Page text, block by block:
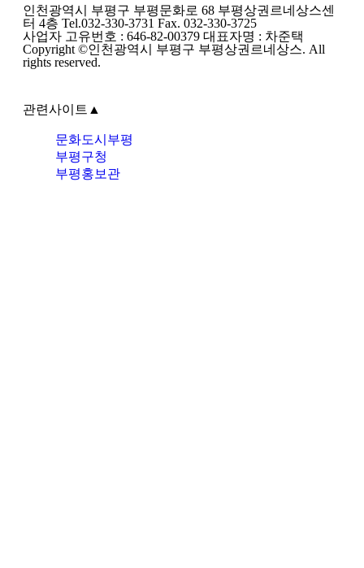
인천광역시 부평구 부평문화로 68 부평상권르네상스센
터 4층 Tel.032-330-3731 Fax. 032-330-3725
사업자 고유번호 : 646-82-00379 대표자명 : 차준택
Copyright ©인천광역시 부평구 부평상권르네상스. All
rights reserved.
관련사이트 ▲
문화도시부평
부평구청
부평홍보관